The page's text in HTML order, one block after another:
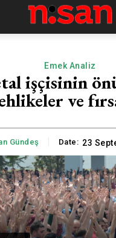
Emek Analiz
işçisinin
ve
Gündeş Date: 23